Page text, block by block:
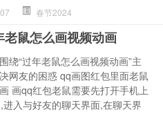
春节2024
老鼠怎么画视频动画
绕“过年老鼠怎么画视频动画”主
网友的困惑 qq画图红包里面老鼠
画qq红包老鼠需要先打开手机上
进入与好友的聊天界面,在聊天界